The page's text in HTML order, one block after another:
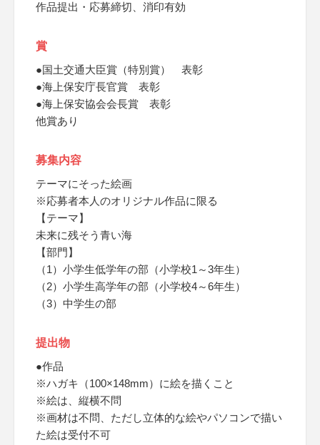
作品提出・応募締切、消印有効
賞
●国土交通大臣賞（特別賞） 表彰
●海上保安庁長官賞 表彰
●海上保安協会会長賞 表彰
他賞あり
募集内容
テーマにそった絵画
※応募者本人のオリジナル作品に限る
【テーマ】
未来に残そう青い海
【部門】
（1）小学生低学年の部（小学校1～3年生）
（2）小学生高学年の部（小学校4～6年生）
（3）中学生の部
提出物
●作品
※ハガキ（100×148mm）に絵を描くこと
※絵は、縦横不問
※画材は不問、ただし立体的な絵やパソコンで描い
た絵は受付不可